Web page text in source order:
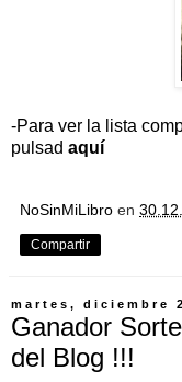
-Para ver la lista
pulsad aquí
NoSinMiLibro en
Compartir
martes, diciembre
Ganador
del Blog !!!